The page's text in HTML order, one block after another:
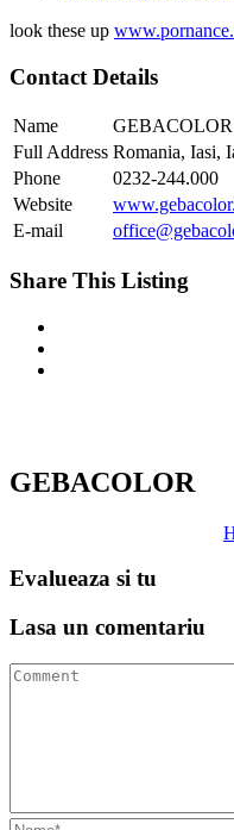
look these up
Contact Details
Name
GEBACOLOR
Full Address Romania, Iasi,
Phone
0232-244.000
Website
E-mail
Share This Listing
GEBACOLOR
Evalueaza si tu
Lasa un comentariu